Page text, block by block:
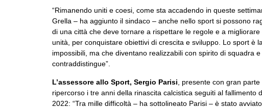
“Rimanendo uniti e coesi, come sta accadendo in queste
Grella – ha aggiunto il sindaco – anche nello sport si possono
di una città che deve tornare a rispettare le regole e a
unità, per conquistare obiettivi di crescita e sviluppo. Lo sport è
impossibili, ma che diventano realizzabili con spirito di squadra
contraddistingue”.
L’assessore allo Sport, Sergio Parisi , presente con gran
ripercorso i tre anni della rinascita calcistica seguiti al
2022: “Tra mille difficoltà – ha sottolineato Parisi – è stato